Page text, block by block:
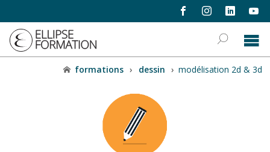
formations › dessin › modélisation 2d & 3d